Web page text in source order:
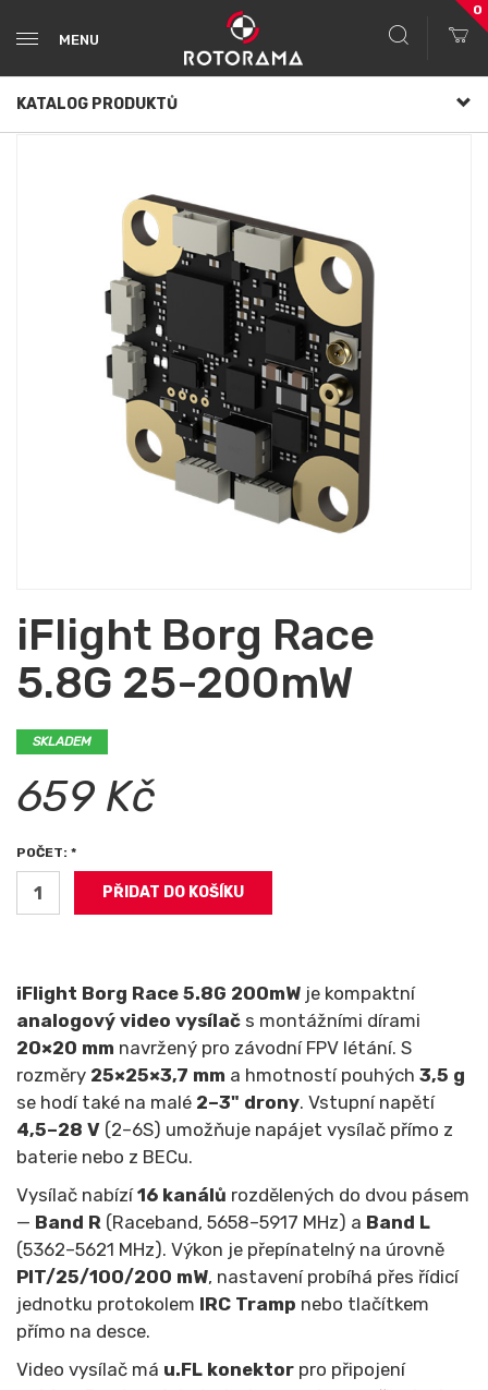
MENU
0
KATALOG PRODUKTŮ
iFlight Borg Race
5.8G 25-200mW
SKLADEM
659 Kč
POČET: *
iFlight Borg Race 5.8G 200mW je kompaktní
analogový video vysílač s montážními dírami
20×20 mm navržený pro závodní FPV létání. S
rozměry 25×25×3,7 mm a hmotností pouhých 3,5 g
se hodí také na malé 2–3" drony. Vstupní napětí
4,5–28 V (2–6S) umožňuje napájet vysílač přímo z
baterie nebo z BECu.
Vysílač nabízí16 kanálů rozdělených do dvou pásem
— Band R (Raceband, 5658–5917 MHz) a Band L
(5362–5621 MHz). Výkon je přepínatelný na úrovně
PIT/25/100/200 mW, nastavení probíhá přes řídicí
jednotku protokolem IRC Tramp nebo tlačítkem
přímo na desce.
Video vysílač má u.FL konektor pro připojení